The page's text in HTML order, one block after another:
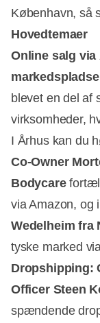
København, så
Hovedtemaer
Online salg via
blevet en del af
virksomheder,
I Århus kan du
Co-Owner
Bodycare
via Amazon,
Wedelheim fra
tyske marked
Dropshipping:
Officer Steen
spændende